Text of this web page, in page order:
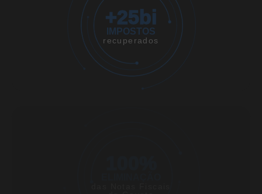
+25 bi
IMPOSTOS
recuperados